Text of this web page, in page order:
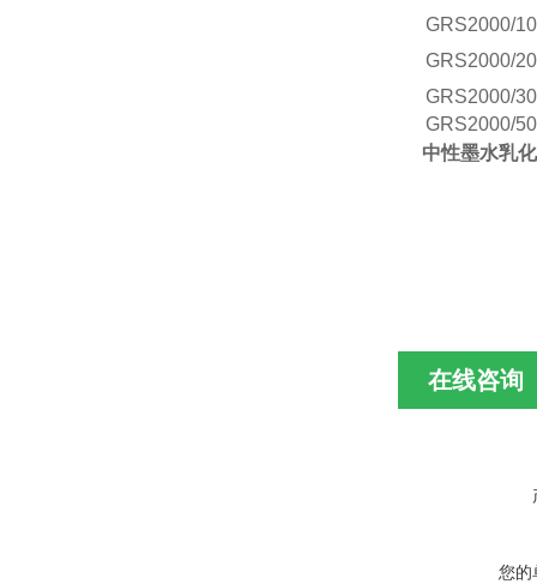
GRS2000/10
GRS2000/20
GRS2000/30
GRS2000/50
中性墨水乳
在线咨询
您的